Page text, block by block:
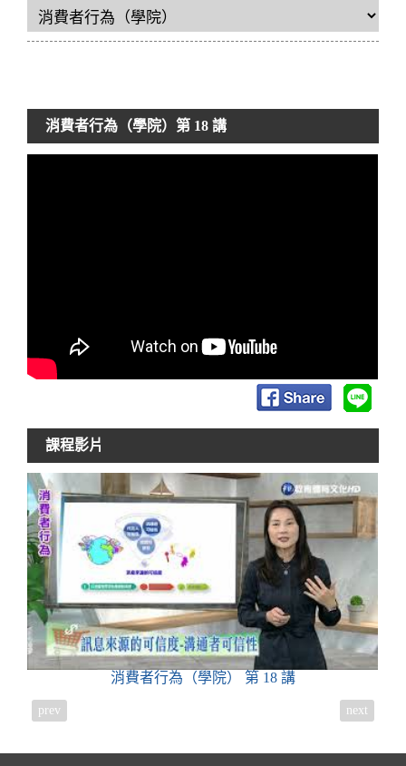
消費者行為（學院）第 18 講
課程影片
消費者行為（學院） 第 18 講
prev next